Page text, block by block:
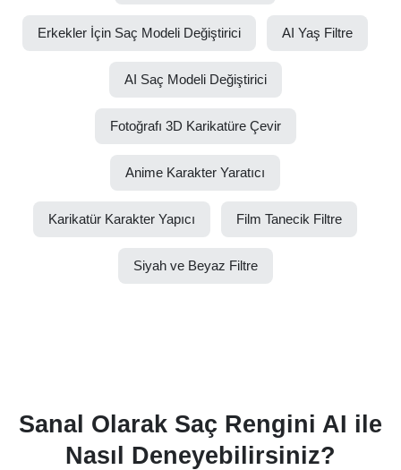
Erkekler İçin Saç Modeli Değiştirici AI Yaş Filtre
AI Saç Modeli Değiştirici
Fotoğrafı 3D Karikatüre Çevir
Anime Karakter Yaratıcı
Karikatür Karakter Yapıcı Film Tanecik Filtre
Siyah ve Beyaz Filtre
Sanal Olarak Saç Rengini AI ile
Nasıl Deneyebilirsiniz?